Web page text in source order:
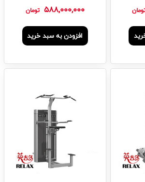
588,000,000 تومان
افزودن به سبد خرید